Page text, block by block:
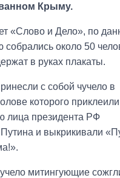
Крыму.
«Слово и Дело», по
около 50
в руках плакаты.
с собой чучело в
которого приклеили
лица президента РФ
и выкрикивали
митингующие